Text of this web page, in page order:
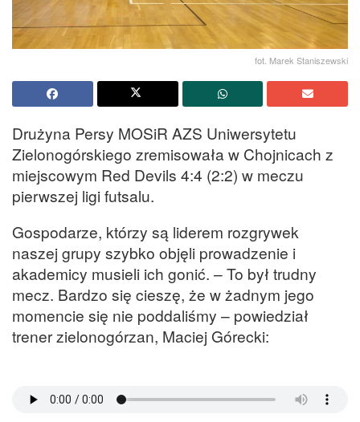
fot. Marek Staniszewski
Drużyna Persy MOSiR AZS Uniwersytetu
Zielonogórskiego zremisowała w Chojnicach z
miejscowym Red Devils 4:4 (2:2) w meczu
pierwszej ligi futsalu.
Gospodarze, którzy są liderem rozgrywek
naszej grupy szybko objęli prowadzenie i
akademicy musieli ich gonić. – To był trudny
mecz. Bardzo się cieszę, że w żadnym jego
momencie się nie poddaliśmy – powiedział
trener zielonogórzan, Maciej Górecki: